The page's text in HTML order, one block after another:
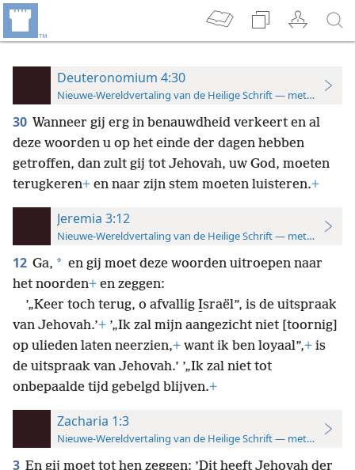
Deuteronomium 4:30
Nieuwe-Wereldvertaling van de Heilige Schrift — met
30 Wanneer gij erg in benauwdheid verkeert en al
deze woorden u op het einde der dagen hebben
getroffen, dan zult gij tot Jehovah, uw God, moeten
terugkeren+ en naar zijn stem moeten luisteren.+
Jeremia 3:12
Nieuwe-Wereldvertaling van de Heilige Schrift — met
12 Ga, * en gij moet deze woorden uitroepen naar
het noorden+ en zeggen:
’„Keer toch terug, o afvallig I̱sraël”, is de uitspraak
van Jehovah.’+ ’„Ik zal mijn aangezicht niet [toornig]
op ulieden laten neerzien,+ want ik ben loyaal”,+ is
de uitspraak van Jehovah.’ ’„Ik zal niet tot
onbepaalde tijd gebelgd blijven.+
Zacharia 1:3
Nieuwe-Wereldvertaling van de Heilige Schrift — met
3 En gij moet tot hen zeggen: ’Dit heeft Jehovah der